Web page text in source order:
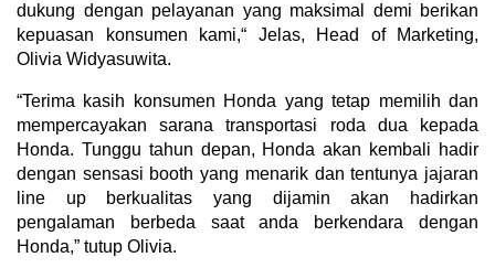
dukung dengan pelayanan yang maksimal demi berikan
kepuasan konsumen kami,“ Jelas, Head of Marketing,
Olivia Widyasuwita.
“Terima kasih konsumen Honda yang tetap memilih dan
mempercayakan sarana transportasi roda dua kepada
Honda. Tunggu tahun depan, Honda akan kembali hadir
dengan sensasi booth yang menarik dan tentunya jajaran
line up berkualitas yang dijamin akan hadirkan
pengalaman berbeda saat anda berkendara dengan
Honda,” tutup Olivia.